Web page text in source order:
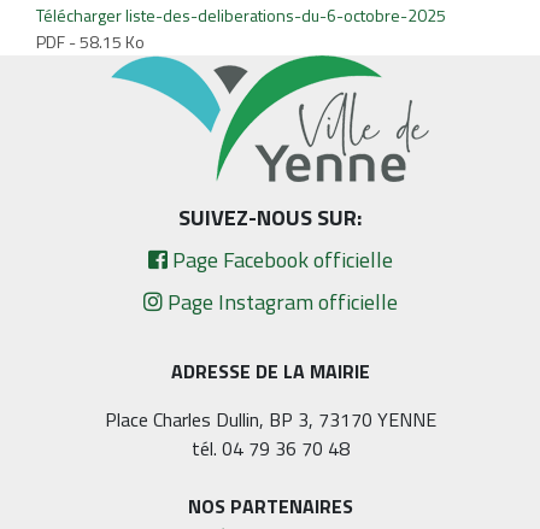
Télécharger liste-des-deliberations-du-6-octobre-2025
PDF - 58.15 Ko
ADRESSE DE LA MAIRIE
Place Charles Dullin, BP 3, 73170 YENNE
tél. 04 79 36 70 48
NOS PARTENAIRES
SUIVEZ-NOUS SUR:
Page Facebook officielle
Page Instagram officielle